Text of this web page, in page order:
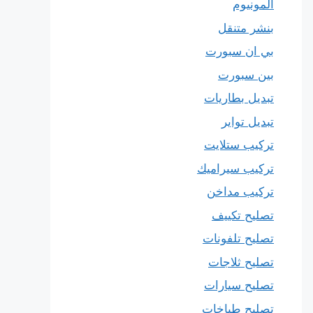
المونيوم
بنشر متنقل
بي ان سبورت
بين سبورت
تبديل بطاريات
تبديل تواير
تركيب ستلايت
تركيب سيراميك
تركيب مداخن
تصليح تكييف
تصليح تلفونات
تصليح ثلاجات
تصليح سيارات
تصليح طباخات